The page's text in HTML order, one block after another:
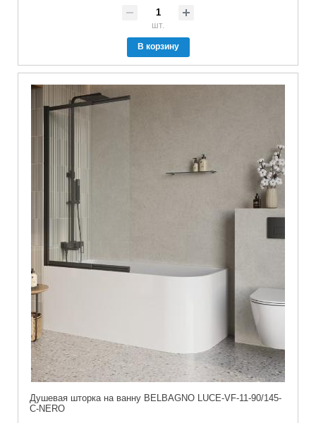
шт.
В корзину
Душевая шторка на ванну BELBAGNO LUCE-VF-11-90/145-
C-NERO